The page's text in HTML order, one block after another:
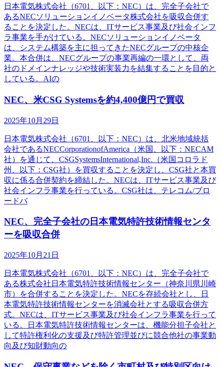
日本電気株式会社（6701、以下：NEC）は、完全子会社で
あるNECソリューションイノベータ株式会社を吸収合併す
ることを決定した。NECは、ITサービス事業及び社会インフ
ラ事業を手がけている。NECソリューションイノベータ
は、システム構築を主に担ってきたNECグループの中核企
業。本合併は、NECグループの事業再編の一環として、両
社のドメインナレッジや技術実装力を結集することを目的と
している。AIの
NEC、米CSG Systemsを約4,400億円で買収
2025年10月29日
日本電気株式会社（6701、以下：NEC）は、北米地域統括
会社であるNECCorporationofAmerica（米国、以下：NECAM
社）を通じて、CSGSystemsInternational,Inc.（米国コロラド
州、以下：CSG社）を買収することを決定し、CSG社と本買
収に係る合併契約を締結した。NECは、ITサービス事業及び
社会インフラ事業を行っている。CSG社は、テレコム/ブロ
ードバ
NEC、完全子会社の日本電気特許技術情報センタ
ーを吸収合併
2025年10月21日
日本電気株式会社（6701、以下：NEC）は、完全子会社で
ある株式会社日本電気特許技術情報センター（神奈川県川崎
市）を合併することを決定した。NECを存続会社とし、日
本電気特許技術情報センターを消滅会社とする吸収合併方
式。NECは、ITサービス事業及び社会インフラ事業を行って
いる。日本電気特許技術情報センターは、機能分担子会社と
して特許権利化の支援及び特許管理並びに競合他社の事業動
向及び知財動向の